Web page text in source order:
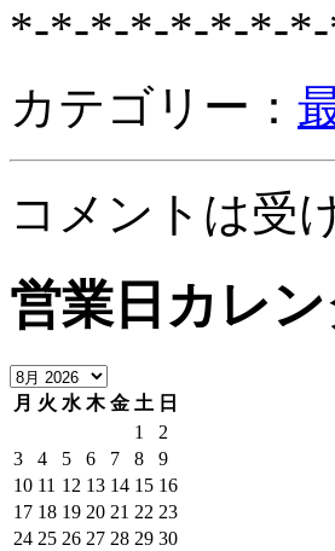
*-*-*-*-*-*-*-
カテゴリー：
コメントは受
営業日カレ
月 火 水 木 金 土 日
1
2
3
4 5 6 7 8
9
10 11 12 13 14 15 16
17 18 19 20 21 22 23
24 25 26 27 28 29 30